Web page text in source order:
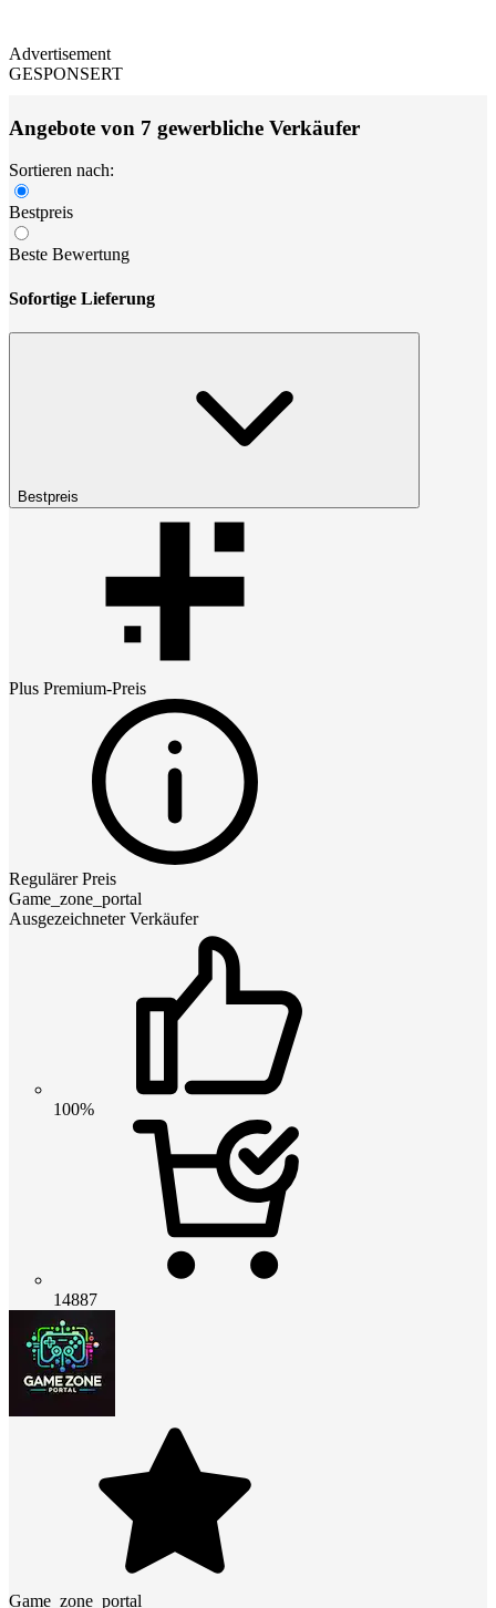
Advertisement
GESPONSERT
Angebote von 7 gewerbliche Verkäufer
Sortieren nach:
Bestpreis
Beste Bewertung
Sofortige Lieferung
Bestpreis
Plus Premium-Preis
Regulärer Preis
Game_zone_portal
Ausgezeichneter Verkäufer
100%
14887
Game_zone_portal